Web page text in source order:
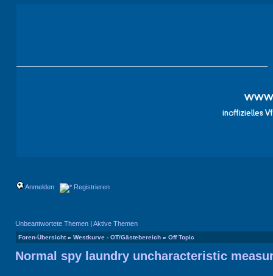
Anmelden Registrieren
Unbeantwortete Themen | Aktive Themen
Foren-Übersicht» Westkurve - OT/Gästebereich » Off Topic
Normal spy laundry uncharacteristic